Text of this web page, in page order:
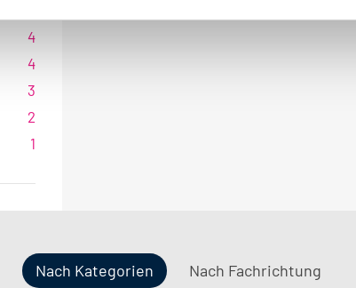
4
4
3
2
1
Nach Kategorien Nach Fachrichtung